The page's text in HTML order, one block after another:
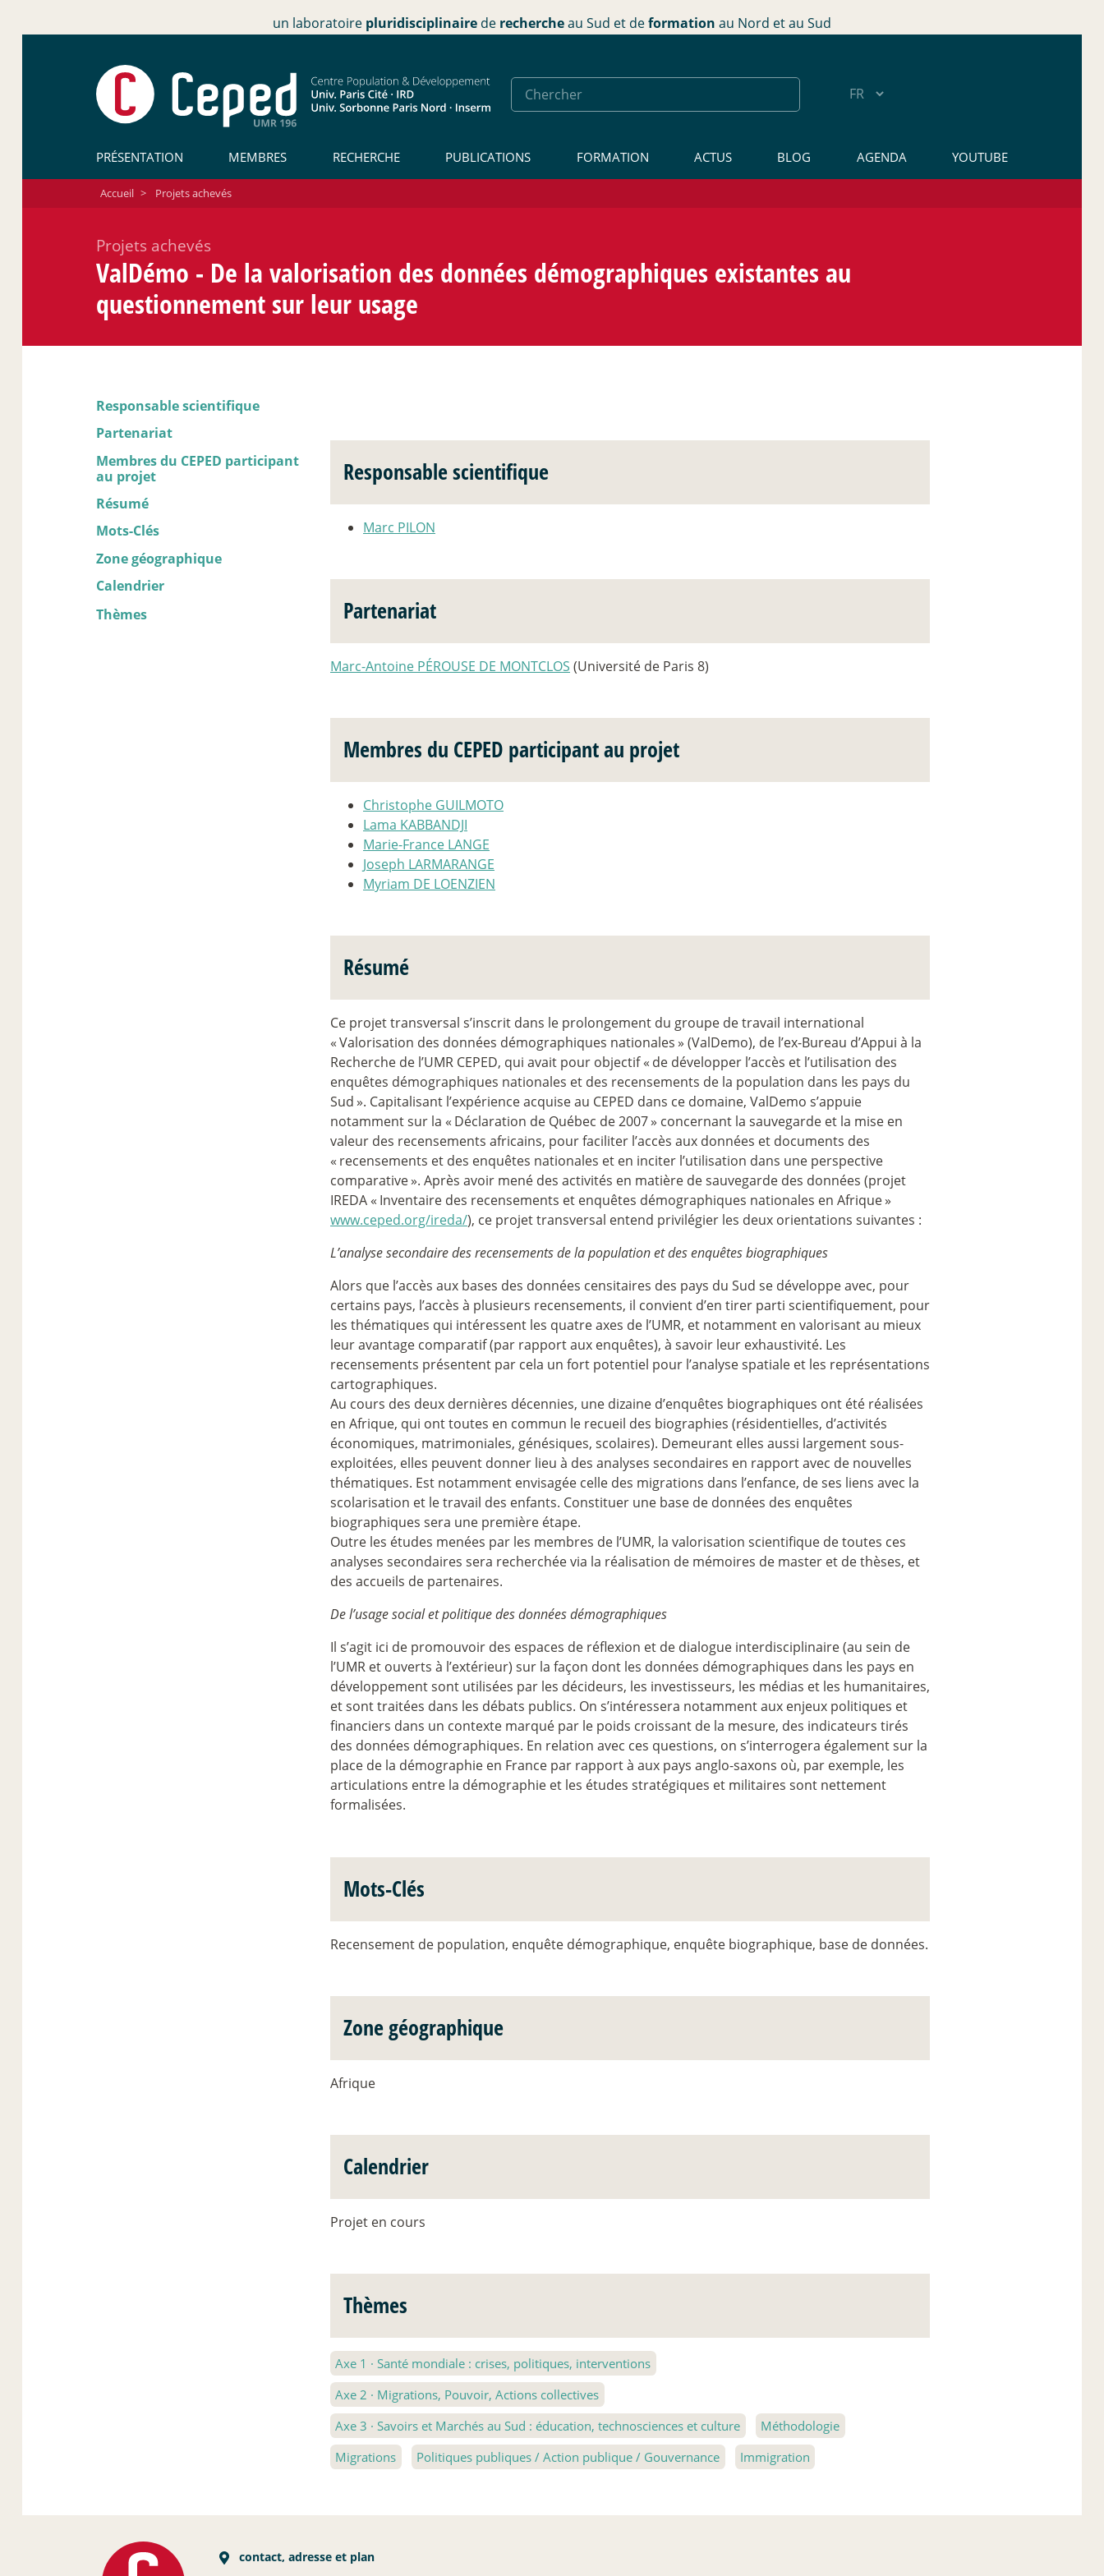
un laboratoire pluridisciplinaire de rechercheau Sud et deformation au Nord et au Sud
PRÉSENTATION MEMBRES RECHERCHE PUBLICATIONS FORMATION ACTUS BLOG AGENDA YOUTUBE
Accueil > Projets achevés
Projets achevés
ValDémo - De la valorisation des données démographiques existantes au
questionnement sur leur usage
Responsable scientifique
Partenariat
Membres du CEPED participant
au projet
Résumé
Mots-Clés
Zone géographique
Calendrier
Thèmes
Responsable scientifique
Marc PILON
Partenariat
Marc-Antoine PÉROUSE DE MONTCLOS (Université de Paris 8)
Membres du CEPED participant au projet
Christophe GUILMOTO
Lama KABBANDJI
Marie-France LANGE
Joseph LARMARANGE
Myriam DE LOENZIEN
Résumé
Ce projet transversal s’inscrit dans le prolongement du groupe de travail international
«Valorisation des données démographiques nationales» (ValDemo), de l’ex-Bureau d’Appui à la
Recherche de l’UMR CEPED, qui avait pour objectif « de développer l’accès et l’utilisation des
enquêtes démographiques nationales et des recensements de la population dans les pays du
Sud». Capitalisant l’expérience acquise au CEPED dans ce domaine, ValDemo s’appuie
notamment sur la « Déclaration de Québec de 2007» concernant la sauvegarde et la mise en
valeur des recensements africains, pour faciliter l’accès aux données et documents des
« recensements et des enquêtes nationales et en inciter l’utilisation dans une perspective
comparative». Après avoir mené des activités en matière de sauvegarde des données (projet
IREDA « Inventaire des recensements et enquêtes démographiques nationales en Afrique»
www.ceped.org/ireda/), ce projet transversal entend privilégier les deux orientations suivantes :
L’analyse secondaire des recensements de la population et des enquêtes biographiques
Alors que l’accès aux bases des données censitaires des pays du Sud se développe avec, pour
certains pays, l’accès à plusieurs recensements, il convient d’en tirer parti scientifiquement, pour
les thématiques qui intéressent les quatre axes de l’UMR, et notamment en valorisant au mieux
leur avantage comparatif (par rapport aux enquêtes), à savoir leur exhaustivité. Les
recensements présentent par cela un fort potentiel pour l’analyse spatiale et les représentations
cartographiques.
Au cours des deux dernières décennies, une dizaine d’enquêtes biographiques ont été réalisées
en Afrique, qui ont toutes en commun le recueil des biographies (résidentielles, d’activités
économiques, matrimoniales, génésiques, scolaires). Demeurant elles aussi largement sous-
exploitées, elles peuvent donner lieu à des analyses secondaires en rapport avec de nouvelles
thématiques. Est notamment envisagée celle des migrations dans l’enfance, de ses liens avec la
scolarisation et le travail des enfants. Constituer une base de données des enquêtes
biographiques sera une première étape.
Outre les études menées par les membres de l’UMR, la valorisation scientifique de toutes ces
analyses secondaires sera recherchée via la réalisation de mémoires de master et de thèses, et
des accueils de partenaires.
De l’usage social et politique des données démographiques
Il s’agit ici de promouvoir des espaces de réflexion et de dialogue interdisciplinaire (au sein de
l’UMR et ouverts à l’extérieur) sur la façon dont les données démographiques dans les pays en
développement sont utilisées par les décideurs, les investisseurs, les médias et les humanitaires,
et sont traitées dans les débats publics. On s’intéressera notamment aux enjeux politiques et
financiers dans un contexte marqué par le poids croissant de la mesure, des indicateurs tirés
des données démographiques. En relation avec ces questions, on s’interrogera également sur la
place de la démographie en France par rapport à aux pays anglo-saxons où, par exemple, les
articulations entre la démographie et les études stratégiques et militaires sont nettement
formalisées.
Mots-Clés
Recensement de population, enquête démographique, enquête biographique, base de données.
Zone géographique
Afrique
Calendrier
Projet en cours
Thèmes
Axe 1 · Santé mondiale : crises, politiques, interventions
Axe 2 · Migrations, Pouvoir, Actions collectives
Axe 3 · Savoirs et Marchés au Sud : éducation, technosciences et culture
Méthodologie
Migrations
Politiques publiques / Action publique / Gouvernance Immigration
contact, adresse et plan